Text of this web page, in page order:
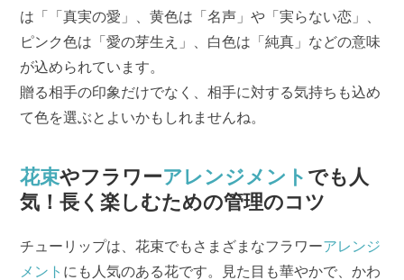
は「「真実の愛」、黄色は「名声」や「実らない恋」、
ピンク色は「愛の芽生え」、白色は「純真」などの意味
が込められています。
贈る相手の印象だけでなく、相手に対する気持ちも込め
て色を選ぶとよいかもしれませんね。
花束やフラワーアレンジメント でも人
気！長く楽しむための管理のコツ
チューリップは、花束でもさまざまなフラワーアレンジ
メント にも人気のある花です。見た目も華やかで、かわ